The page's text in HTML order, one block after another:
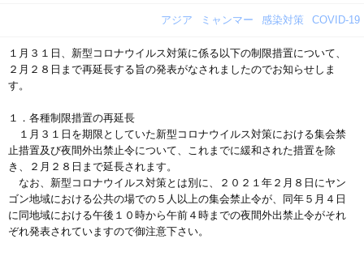
アジア ミャンマー 感染対策 COVID-19
１月３１日、新型コロナウイルス対策に係る以下の制限措置について、
２月２８日まで再延長する旨の発表がなされましたのでお知らせしま
す。
１．各種制限措置の再延長
１月３１日を期限としていた新型コロナウイルス対策における集会禁
止措置及び夜間外出禁止令について、これまでに緩和された措置を除
き、２月２８日まで延長されます。
なお、新型コロナウイルス対策とは別に、２０２１年２月８日にヤン
ゴン地域における公共の場での５人以上の集会禁止令が、同年５月４日
に同地域における午後１０時から午前４時までの夜間外出禁止令がそれ
ぞれ発表されていますので御注意下さい。